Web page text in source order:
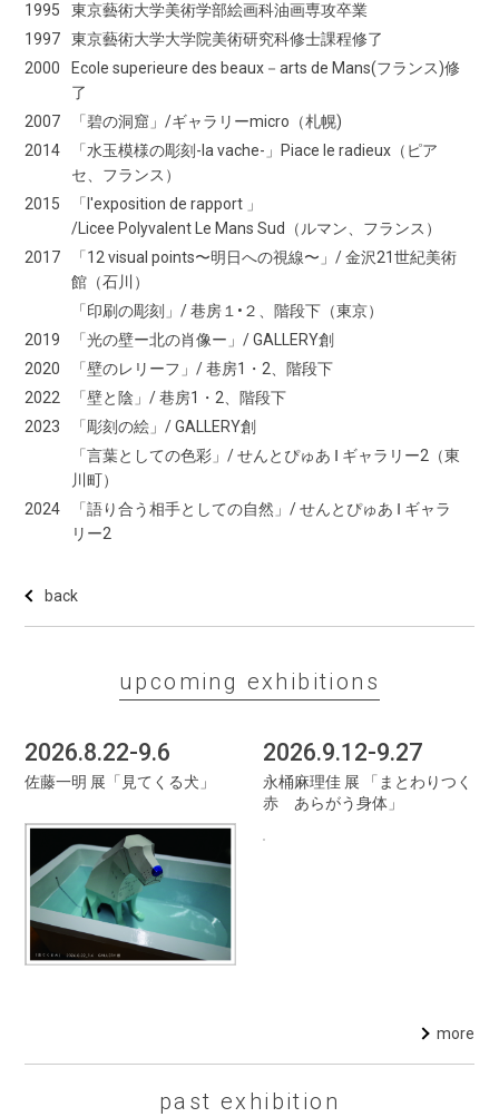
1995
東京藝術大学美術学部絵画科油画専攻卒業
1997
東京藝術大学大学院美術研究科修士課程修了
2000
Ecole superieure des beaux－arts de Mans(フランス)修
了
2007
「碧の洞窟」/ギャラリーmicro（札幌)
2014
「水玉模様の彫刻-la vache-」Piace le radieux（ピア
セ、フランス）
2015
「l'exposition de rapport 」
/Licee Polyvalent Le Mans Sud（ルマン、フランス）
2017
「12 visual points〜明日への視線〜」/ 金沢21世紀美術
館（石川）
「印刷の彫刻」/ 巷房１•２、階段下（東京）
2019
「光の壁ー北の肖像ー」/ GALLERY創
2020
「壁のレリーフ」/ 巷房1・2、階段下
2022
「壁と陰」/ 巷房1・2、階段下
2023
「彫刻の絵」/ GALLERY創
「言葉としての色彩」/ せんとぴゅあ Ⅰ ギャラリー2（東
川町）
2024
「語り合う相手としての自然」/ せんとぴゅあ Ⅰ ギャラ
リー2
back
upcoming exhibitions
2026.8.22-9.6
佐藤一明 展「見てくる犬」
2026.9.12-9.27
永桶麻理佳 展 「まとわりつく
赤 あらがう身体」
more
past exhibition